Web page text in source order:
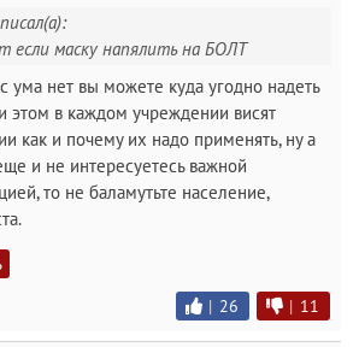
если маску напялить на БОЛТ
ума нет вы можете куда угодно надеть
этом в каждом учреждении висят
как и почему их надо применять, ну а
и не интересуетесь важной
то не баламутьте население,
| 26 | 11